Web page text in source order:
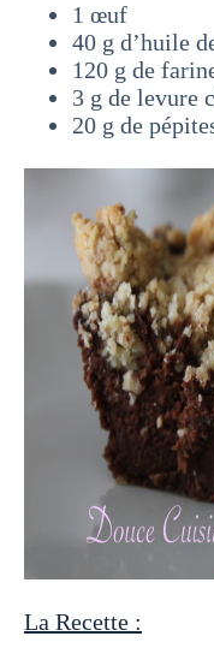
1 œuf
40 g d’huile
120 g de
3 g de levure
20 g de
La Recette :